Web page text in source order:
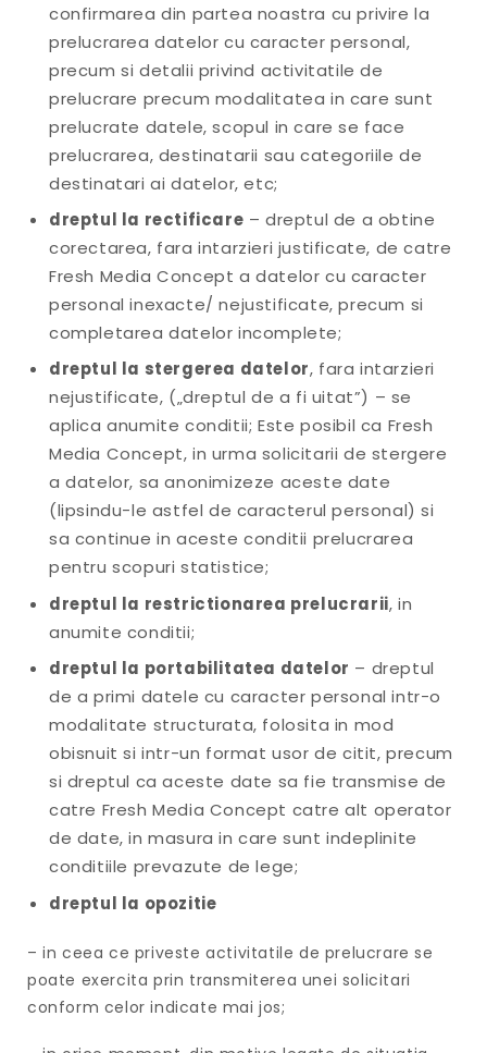
confirmarea din partea noastra cu privire la
prelucrarea datelor cu caracter personal,
precum si detalii privind activitatile de
prelucrare precum modalitatea in care sunt
prelucrate datele, scopul in care se face
prelucrarea, destinatarii sau categoriile de
destinatari ai datelor, etc;
dreptul la rectificare – dreptul de a obtine
corectarea, fara intarzieri justificate, de catre
Fresh Media Concept a datelor cu caracter
personal inexacte/ nejustificate, precum si
completarea datelor incomplete;
dreptul la stergerea datelor, fara intarzieri
nejustificate, („dreptul de a fi uitat”) – se
aplica anumite conditii; Este posibil ca Fresh
Media Concept, in urma solicitarii de stergere
a datelor, sa anonimizeze aceste date
(lipsindu-le astfel de caracterul personal) si
sa continue in aceste conditii prelucrarea
pentru scopuri statistice;
dreptul la restrictionarea prelucrarii, in
anumite conditii;
dreptul la portabilitatea datelor – dreptul
de a primi datele cu caracter personal intr-o
modalitate structurata, folosita in mod
obisnuit si intr-un format usor de citit, precum
si dreptul ca aceste date sa fie transmise de
catre Fresh Media Concept catre alt operator
de date, in masura in care sunt indeplinite
conditiile prevazute de lege;
dreptul la opozitie
– in ceea ce priveste activitatile de prelucrare se
poate exercita prin transmiterea unei solicitari
conform celor indicate mai jos;